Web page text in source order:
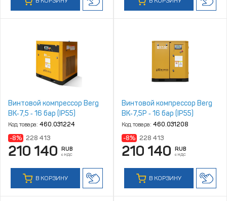
Винтовой компрессор Berg
ВК‑7,5 ‑ 16 бар (IP55)
Код товара: 460.031224
-8% 228 413
210 140 RUB
с НДС
В КОРЗИНУ
Винтовой компрессор Berg
ВК‑7,5Р ‑ 16 бар (IP55)
Код товара: 460.031208
-8% 228 413
210 140 RUB
с НДС
В КОРЗИНУ